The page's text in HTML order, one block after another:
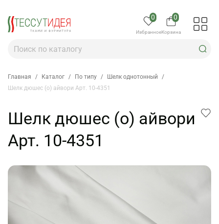
0
Избранное
0
Корзина
Главная / Каталог / По типу / Шелк однотонный
/
Шелк дюшес (о) айвори Арт. 10-4351
Шелк дюшес (о) айвори
Арт. 10-4351